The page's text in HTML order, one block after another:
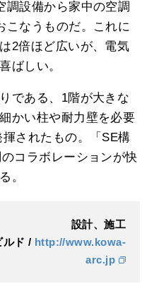
調設備から家中の空調
こなうものだ。これに
2倍ほど広いが、電気
ばしい。
である、1階が大きな
かい柱や耐力壁を必要
されたもの。「SE構
コラボレーションが快
。
設計、施工
ルド / http://www.kowa-
arc.jp